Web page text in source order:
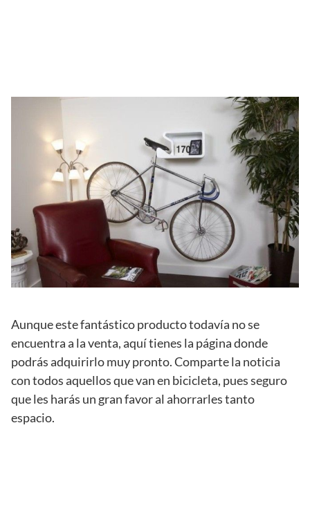
Aunque este fantástico producto todavía no se
encuentra a la venta, aquí tienes la página donde
podrás adquirirlo muy pronto. Comparte la noticia
con todos aquellos que van en bicicleta, pues seguro
que les harás un gran favor al ahorrarles tanto
espacio.